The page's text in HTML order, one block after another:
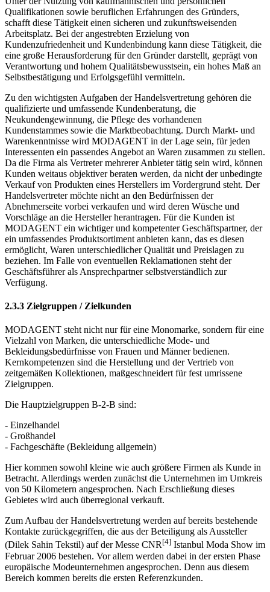
schafft diese Tätigkeit einen sicheren und zukunftsweisenden
Arbeitsplatz. Bei der angestrebten Erzielung von
Kundenzufriedenheit und Kundenbindung kann diese Tätigkeit, die
eine große Herausforderung für den Gründer darstellt, geprägt von
Verantwortung und hohem Qualitätsbewusstsein, ein hohes Maß an
Selbstbestätigung und Erfolgsgefühl vermitteln.
qualifizierte und umfassende Kundenberatung, die
Neukundengewinnung, die Pflege des vorhandenen
Kundenstammes sowie die Marktbeobachtung. Durch Markt- und
Warenkenntnisse wird MODAGENT in der Lage sein, für jeden
Interessenten ein passendes Angebot an Waren zusammen zu stellen.
Da die Firma als Vertreter mehrerer Anbieter tätig sein wird, können
Kunden weitaus objektiver beraten werden, da nicht der unbedingte
Verkauf von Produkten eines Herstellers im Vordergrund steht. Der
Handelsvertreter möchte nicht an den Bedürfnissen der
Abnehmerseite vorbei verkaufen und wird deren Wüsche und
Vorschläge an die Hersteller herantragen. Für die Kunden ist
MODAGENT ein wichtiger und kompetenter Geschäftspartner, der
ein umfassendes Produktsortiment anbieten kann, das es diesen
ermöglicht, Waren unterschiedlicher Qualität und Preislagen zu
beziehen. Im Falle von eventuellen Reklamationen steht der
Geschäftsführer als Ansprechpartner selbstverständlich zur
Verfügung.
Vielzahl von Marken, die unterschiedliche Mode- und
Bekleidungsbedürfnisse von Frauen und Männer bedienen.
Kernkompetenzen sind die Herstellung und der Vertrieb von
zeitgemäßen Kollektionen, maßgeschneidert für fest umrissene
Zielgruppen.
- Großhandel
- Fachgeschäfte (Bekleidung allgemein)
Betracht. Allerdings werden zunächst die Unternehmen im Umkreis
von 50 Kilometern angesprochen. Nach Erschließung dieses
Gebietes wird auch überregional verkauft.
Kontakte zurückgegriffen, die aus der Beteiligung als Aussteller
(Dilek Sahin Tekstil) auf der Messe CNR[4]Istanbul Moda Show im
Februar 2006 bestehen. Vor allem werden dabei in der ersten Phase
europäische Modeunternehmen angesprochen. Denn aus diesem
Bereich kommen bereits die ersten Referenzkunden.